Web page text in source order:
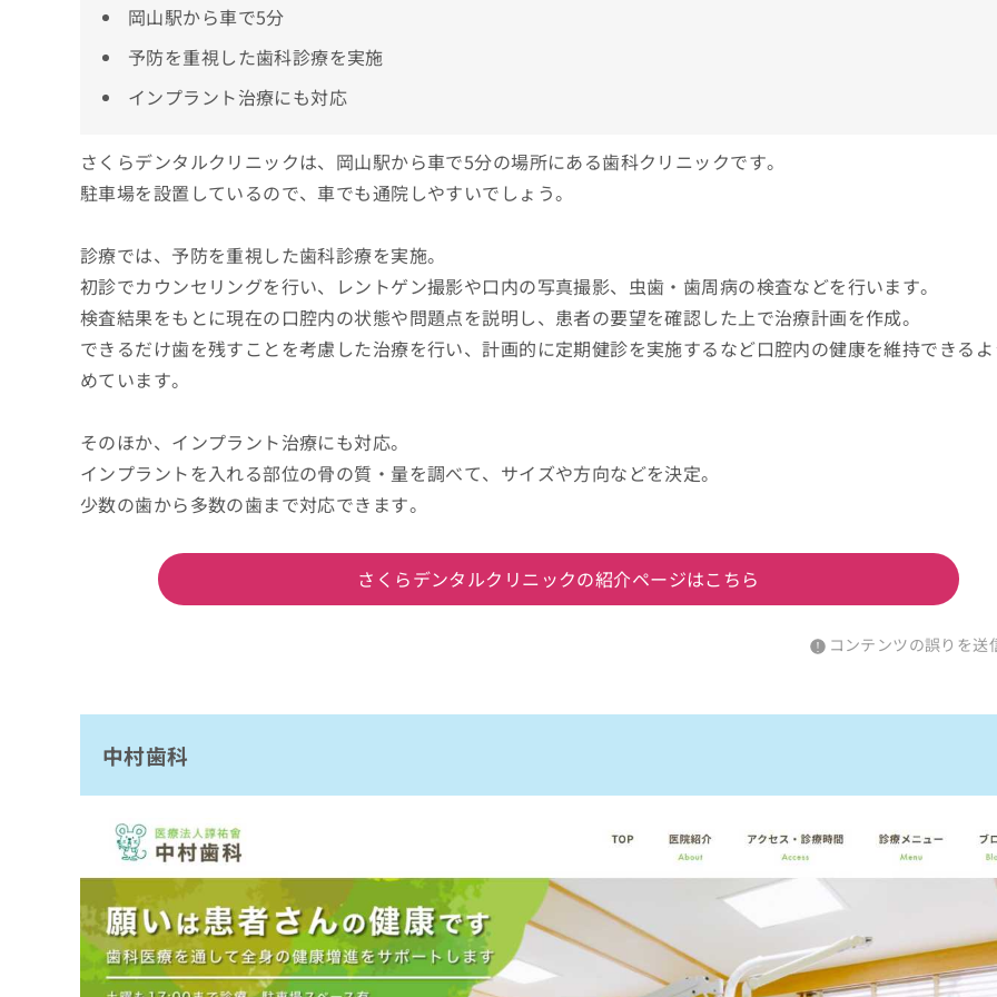
岡山駅から車で5分
予防を重視した歯科診療を実施
インプラント治療にも対応
さくらデンタルクリニックは、岡山駅から車で5分の場所にある歯科クリニックです。
駐車場を設置しているので、車でも通院しやすいでしょう。
診療では、予防を重視した歯科診療を実施。
初診でカウンセリングを行い、レントゲン撮影や口内の写真撮影、虫歯・歯周病の検査などを行います。
検査結果をもとに現在の口腔内の状態や問題点を説明し、患者の要望を確認した上で治療計画を作成。
できるだけ歯を残すことを考慮した治療を行い、計画的に定期健診を実施するなど口腔内の健康を維持できる
めています。
そのほか、インプラント治療にも対応。
インプラントを入れる部位の骨の質・量を調べて、サイズや方向などを決定。
少数の歯から多数の歯まで対応できます。
さくらデンタルクリニックの紹介ページはこちら
コンテンツの誤りを送
中村歯科